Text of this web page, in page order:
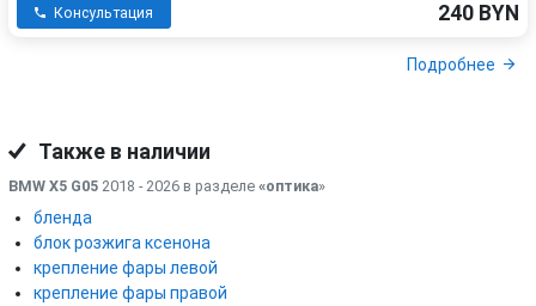
Консультация 240 BYN
Подробнее
Также в наличии
BMW X5 G05 2018 - 2026 в разделе «оптика»
бленда
блок розжига ксенона
крепление фары левой
крепление фары правой